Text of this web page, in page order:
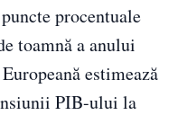
procentuale
toamnă a anului
estimează
PIB-ului la